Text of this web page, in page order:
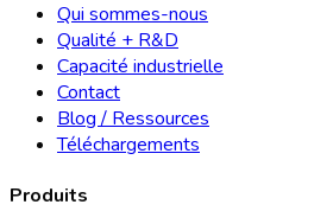
Qui sommes-nous
Qualité + R&D
Capacité industrielle
Contact
Blog / Ressources
Téléchargements
Produits